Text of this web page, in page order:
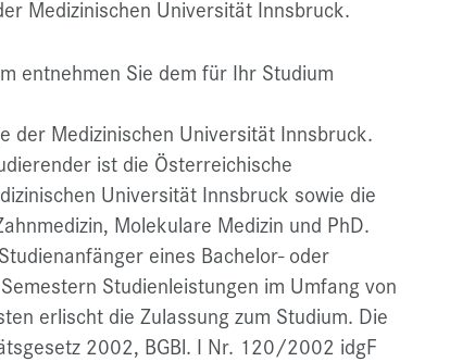
Medizinischen Universität Innsbruck.
entnehmen Sie dem für Ihr Studium
der Medizinischen Universität Innsbruck.
ist die Österreichische
Universität Innsbruck sowie die
Molekulare Medizin und PhD.
eines Bachelor- oder
Studienleistungen im Umfang von
erlischt die Zulassung zum Studium. Die
2002, BGBl. I Nr. 120/2002 idgF